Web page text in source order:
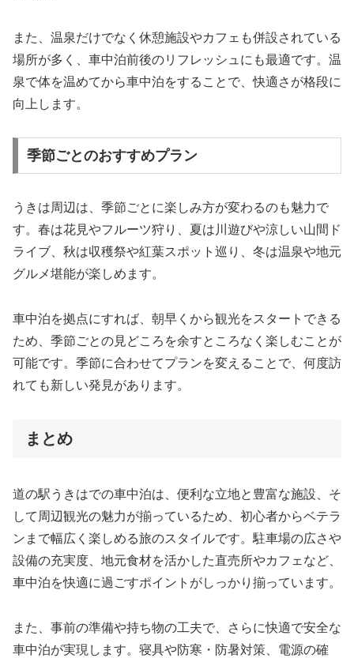
また、温泉だけでなく休憩施設やカフェも併設されている
場所が多く、車中泊前後のリフレッシュにも最適です。温
泉で体を温めてから車中泊をすることで、快適さが格段に
向上します。
季節ごとのおすすめプラン
うきは周辺は、季節ごとに楽しみ方が変わるのも魅力で
す。春は花見やフルーツ狩り、夏は川遊びや涼しい山間ド
ライブ、秋は収穫祭や紅葉スポット巡り、冬は温泉や地元
グルメ堪能が楽しめます。
車中泊を拠点にすれば、朝早くから観光をスタートできる
ため、季節ごとの見どころを余すところなく楽しむことが
可能です。季節に合わせてプランを変えることで、何度訪
れても新しい発見があります。
まとめ
道の駅うきはでの車中泊は、便利な立地と豊富な施設、そ
して周辺観光の魅力が揃っているため、初心者からベテラ
ンまで幅広く楽しめる旅のスタイルです。駐車場の広さや
設備の充実度、地元食材を活かした直売所やカフェなど、
車中泊を快適に過ごすポイントがしっかり揃っています。
また、事前の準備や持ち物の工夫で、さらに快適で安全な
車中泊が実現します。寝具や防寒・防暑対策、電源の確